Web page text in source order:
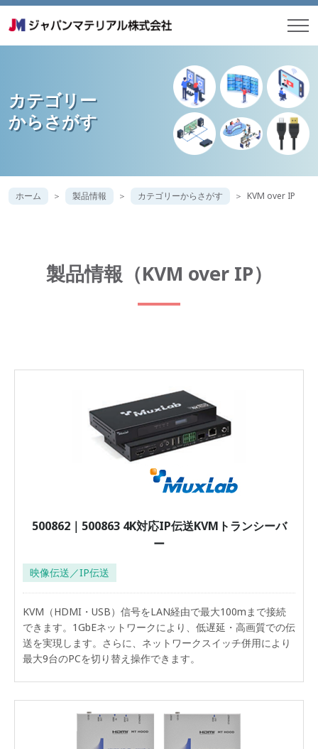
カテゴリー
からさがす
ホーム 製品情報 カテゴリーからさがす KVM over IP
製品情報（KVM over IP）
500862｜500863 4K対応IP伝送KVMトランシーバ
ー
映像伝送／IP伝送
KVM（HDMI・USB）信号をLAN経由で最大100mまで接続
できます。1GbEネットワークにより、低遅延・高画質での伝
送を実現します。さらに、ネットワークスイッチ併用により
最大9台のPCを切り替え操作できます。